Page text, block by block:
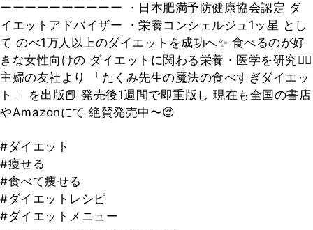
ーーーーーーーーーー ・日本肥満予防健康協会認定 ダ
イエットアドバイザー ・栄養コンシェルジュ1ッ星 とし
て のべ1万人以上のダイエットを成功へ✨ 食べるのが好
きな女性向けの ダイエットに関わる栄養・医学を研究👨‍⚕️
主婦の友社より 「たくみ先生の魔法の食べすぎダイエッ
ト」 を出版📕 発売後1週間で即重版し 現在も全国の書店
やAmazonにて 絶賛発売中〜😌
#ダイエット
#痩せる
#食べて痩せる
#ダイエットレシピ
#ダイエットメニュー